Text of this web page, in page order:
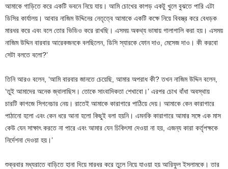
আমাকে গাড়িতে করে একটি ভবনে নিয়ে যায়। আমি চোখের কাপড় একটু খুলে বুঝতে পারি এটা
ডিসির কার্যালয়। আবার নাজিম উদ্দিনের নেতৃত্বে আমাকে একটি কক্ষে নিয়ে বিবস্ত্র করে বেধড়ক
মারধর করে এবং বলে তোর ভিডিও করে রাখছি। এসময় অকথ্য ভাষায় গালাগালি করা হয়। এসময়
নাজিম উদ্দিন বারবার আরেকজনকে বলছিলেন, ডিসি স্যারকে ফোন দাও, মেসেজ দাও। কী করবো
সেটা বলতে বলো?’
তিনি আরও বলেন, ‘আমি বারবার জানতে চেয়েছি, আমার অপরাধ কী? তখন নাজিম উদ্দিন বলেন,
‘তুই আমাদের অনেক জ্বালাছিস। তোকে সাংবাদিকতা শেখাবো।’ এরপর চোখ বাঁধা অবস্থায়
চারটি কাগজে সিগনেচার নেয়। রাতেই আমাকে কারাগারে পাঠিয়ে দেয়। আমাকে কেন কারাগারে
পাঠানো হলো এবং কেন ধরে আনা হলো কিছুই বলা হয়নি। এমনকি কারাগারে আমার সঙ্গে এক মাস
কেউ যেন সাক্ষাৎ করতে না পারে এবং আমার যেন চিকিৎসা দেওয়া না হয়, এজন্য কারা কর্তৃপক্ষকে
নির্দেশনা দেওয়া হয়।’
শুক্রবার মধ্যরাতে বাড়িতে হানা দিয়ে মারধর করে তুলে নিয়ে যাওয়া হয় আরিফুল ইসলামকে। তার